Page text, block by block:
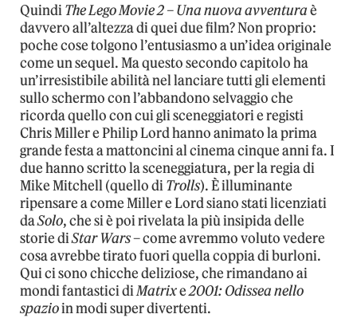
QuindiThe Lego Movie 2 – Una nuova avventuraè
davvero all’altezza di quei due film? Non proprio:
poche cose tolgono l’entusiasmo a un’idea originale
come un sequel. Ma questo secondo capitolo ha
un’irresistibile abilità nel lanciare tutti gli elementi
sullo schermo con l’abbandono selvaggio che
ricorda quello con cui gli sceneggiatori e registi
Chris Miller e Philip Lord hanno animato la prima
grande festa a mattoncini al cinema cinque anni fa. I
due hanno scritto la sceneggiatura, per la regia di
Mike Mitchell (quello diTrolls). È illuminante
ripensare a come Miller e Lord siano stati licenziati
daSolo, che si è poi rivelata la più insipida delle
storie diStar Wars– come avremmo voluto vedere
cosa avrebbe tirato fuori quella coppia di burloni.
Qui ci sono chicche deliziose, che rimandano ai
mondi fantastici diMatrixe2001: Odissea nello
spazioin modi super divertenti.